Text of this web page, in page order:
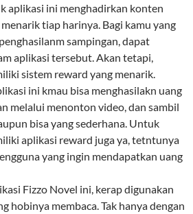
aplikasi ini menghadirkan konten
tiap harinya. Bagi kamu yang
sampingan, dapat
aplikasi tersebut. Akan tetapi,
sistem reward yang menarik.
ini kmau bisa menghasilakn uang
melalui menonton video, dan sambil
bisa yang sederhana. Untuk
aplikasi reward juga ya, tetntunya
yang ingin mendapatkan uang
Fizzo Novel ini, kerap digunakan
hobinya membaca. Tak hanya dengan